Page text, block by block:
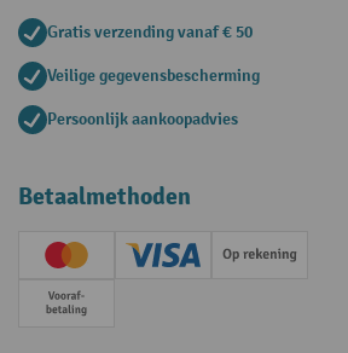
Gratis verzending vanaf € 50
Veilige gegevensbescherming
Persoonlijk aankoopadvies
Betaalmethoden
Creditcard (Master)Creditcard (Visa)Op rekening
Vooruitbetaling